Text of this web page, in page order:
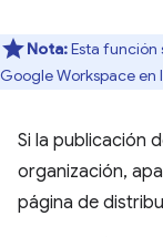
Nota:Esta función
Google Workspace
Si la publicación
organización,
página de